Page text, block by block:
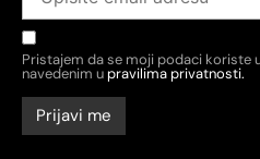
Pristajem da se moji podaci koriste
navedenim upravilima privatnosti.